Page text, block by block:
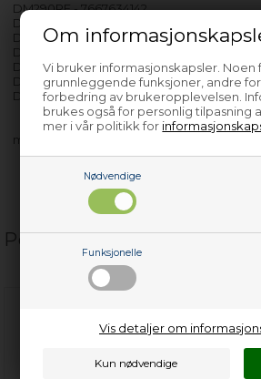
Om
Vi bruker informasjonskapsler. Noen
grunnleggende funksjoner, andre
forbedring av brukeropplevelsen.
brukes også for personlig tilpasning
mer i vår politikk for
Nødvendige
Funksjonelle
Vis detaljer om
DM290RF - 7667634142
DM290Vit - 7667734142
DM294 - 7614334142
DM294 - 7614334142
DM296 - 7613734142
DM296RF - 7613834142
DM297 - 7614034142
med flere…
Populære relaterte